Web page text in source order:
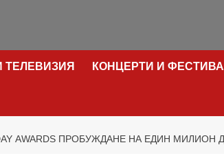
ТЕЛЕВИЗИЯ КОНЦЕРТИ И
АWARDS ПРОБУЖДАНЕ НА ЕДИН